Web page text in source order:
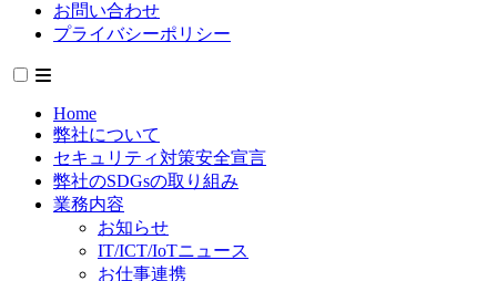
お問い合わせ
プライバシーポリシー
Home
弊社について
セキュリティ対策安全宣言
弊社のSDGsの取り組み
業務内容
お知らせ
IT/ICT/IoTニュース
お仕事連携